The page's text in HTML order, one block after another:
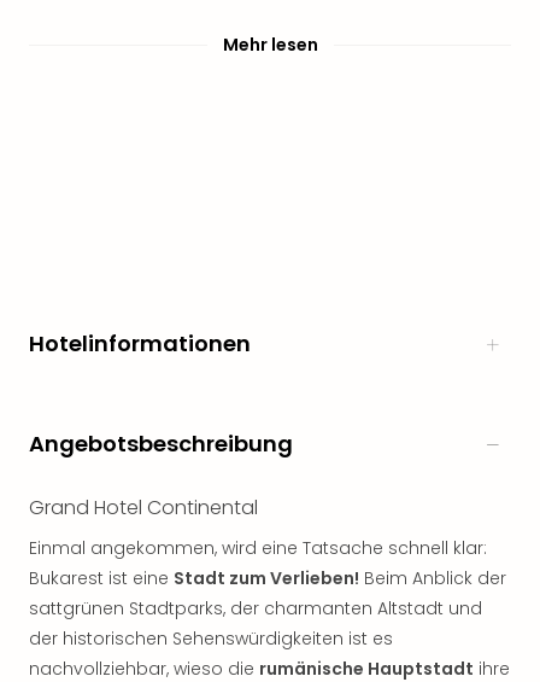
Mehr lesen
Hotelinformationen
Angebotsbeschreibung
Grand Hotel Continental
Einmal angekommen, wird eine Tatsache schnell klar:
Bukarest ist eine Stadt zum Verlieben! Beim Anblick der
sattgrünen Stadtparks, der charmanten Altstadt und
der historischen Sehenswürdigkeiten ist es
nachvollziehbar, wieso die rumänische Hauptstadt ihre